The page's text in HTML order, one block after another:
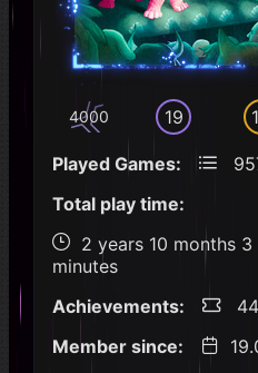
4000 19
Played Games:
Total play time:
2 years 10 months
minutes
Achievements:
Member since: